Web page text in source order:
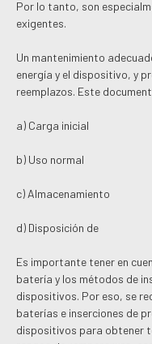
Por lo tanto, son
exigentes.
Un mantenimiento
energía y el dispositivo, y
reemplazos. Este
a) Carga inicial
b) Uso normal
c) Almacenamiento
d) Disposición de
Es importante tener en
batería y los métodos de
dispositivos. Por eso, se
baterías e inserciones de
dispositivos para obtener